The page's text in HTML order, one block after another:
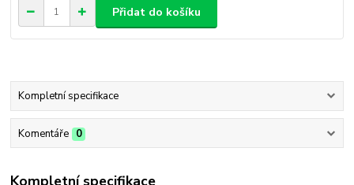
Přidat do košíku
Kompletní specifikace
Komentáře 0
Kompletní specifikace